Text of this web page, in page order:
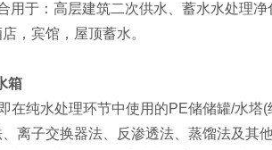
用于：高层建筑二次供水、蓄水水处理
，宾馆，屋顶蓄水。
箱
在纯水处理环节中使用的PE储储罐/水塔
离子交换器法、反渗透法、蒸馏法及